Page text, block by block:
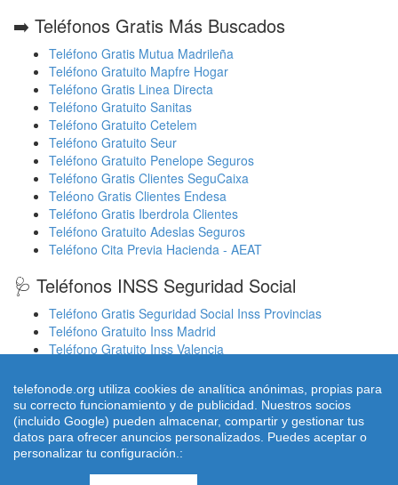
➡️ Teléfonos Gratis Más Buscados
Teléfono Gratis Mutua Madrileña
Teléfono Gratuito Mapfre Hogar
Teléfono Gratis Linea Directa
Teléfono Gratuito Sanitas
Teléfono Gratuito Cetelem
Teléfono Gratuito Seur
Teléfono Gratuito Penelope Seguros
Teléfono Gratis Clientes SeguCaixa
Teléono Gratis Clientes Endesa
Teléfono Gratis Iberdrola Clientes
Teléfono Gratuito Adeslas Seguros
Teléfono Cita Previa Hacienda - AEAT
🩺 Teléfonos INSS Seguridad Social
Teléfono Gratis Seguridad Social Inss Provincias
Teléfono Gratuito Inss Madrid
Teléfono Gratuito Inss Valencia
Cita Previa Médicos Euskadi Osakidetza Osanet
Cita Previa Sas Intersas Andalucia
© 2026 telefonode.org |
telefonode.org utiliza cookies de analítica anónimas, propias para
su correcto funcionamiento y de publicidad. Nuestros socios
(incluido Google) pueden almacenar, compartir y gestionar tus
datos para ofrecer anuncios personalizados. Puedes aceptar o
personalizar tu configuración.: